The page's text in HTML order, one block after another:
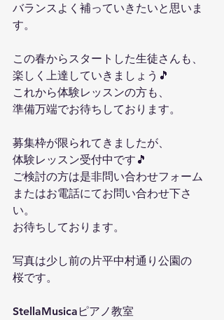
バランスよく補っていきたいと思いま
す。
この春からスタートした生徒さんも、
楽しく上達していきましょう🎵
これから体験レッスンの方も、
準備万端でお待ちしております。
募集枠が限られてきましたが、
体験レッスン受付中です🎵
ご検討の方は是非問い合わせフォーム
またはお電話にてお問い合わせ下さ
い。
お待ちしております。
写真は少し前の片平中村通り公園の
桜です。
StellaMusicaピアノ教室